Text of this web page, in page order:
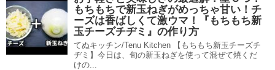
もちもちで新玉ねぎがめっちゃ甘い！チ
ーズは香ばしくて激ウマ！『もちもち新
玉チーズチヂミ』の作り方
てぬキッチン/Tenu Kitchen 【もちもち新玉チーズチ
ヂミ】今日は、旬の新玉ねぎを使って混ぜて焼くだ
けの...